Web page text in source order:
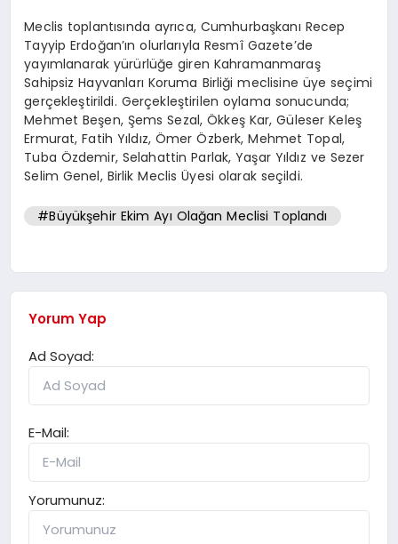
Meclis toplantısında ayrıca, Cumhurbaşkanı Recep
Tayyip Erdoğan’ın olurlarıyla Resmî Gazete’de
yayımlanarak yürürlüğe giren Kahramanmaraş
Sahipsiz Hayvanları Koruma Birliği meclisine üye seçimi
gerçekleştirildi. Gerçekleştirilen oylama sonucunda;
Mehmet Beşen, Şems Sezal, Ökkeş Kar, Güleser Keleş
Ermurat, Fatih Yıldız, Ömer Özberk, Mehmet Topal,
Tuba Özdemir, Selahattin Parlak, Yaşar Yıldız ve Sezer
Selim Genel, Birlik Meclis Üyesi olarak seçildi.
#Büyükşehir Ekim Ayı Olağan Meclisi Toplandı
Yorum Yap
Ad Soyad:
E-Mail:
Yorumunuz: